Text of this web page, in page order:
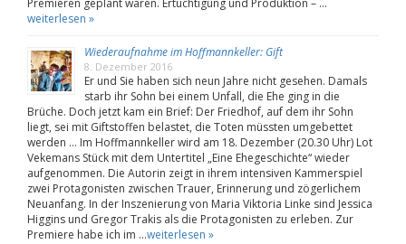
Premieren geplant waren. Ertüchtigung und Produktion – …
weiterlesen »
Wiederaufnahme im Hoffmannkeller: Gift
8. Dezember 2016
Er und Sie haben sich neun Jahre nicht gesehen. Damals
starb ihr Sohn bei einem Unfall, die Ehe ging in die
Brüche. Doch jetzt kam ein Brief: Der Friedhof, auf dem ihr Sohn
liegt, sei mit Giftstoffen belastet, die Toten müssten umgebettet
werden … Im Hoffmannkeller wird am 18. Dezember (20.30 Uhr) Lot
Vekemans Stück mit dem Untertitel „Eine Ehegeschichte“ wieder
aufgenommen. Die Autorin zeigt in ihrem intensiven Kammerspiel
zwei Protagonisten zwischen Trauer, Erinnerung und zögerlichem
Neuanfang. In der Inszenierung von Maria Viktoria Linke sind Jessica
Higgins und Gregor Trakis als die Protagonisten zu erleben. Zur
Premiere habe ich im …weiterlesen »